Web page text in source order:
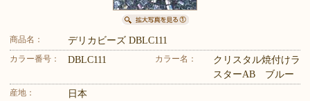
商品名： デリカビーズ DBLC111
カラー番号： DBLC111 カラー名：
クリスタル焼付けラ
スターAB ブルー
産地： 日本